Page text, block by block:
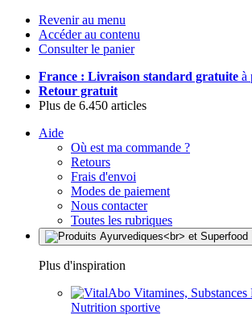
Revenir au menu
Accéder au contenu
Consulter le panier
France : Livraison standard gratuite à
Retour gratuit
Plus de 6.450 articles
Aide
Où est ma commande ?
Retours
Frais d'envoi
Modes de paiement
Nous contacter
Toutes les rubriques
Plus d'inspiration
Vitamines,
Nutrition sportive